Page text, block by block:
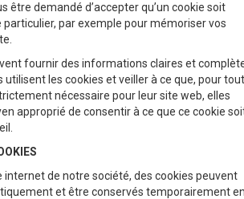
être demandé d’accepter qu’un cookie soit
particulier, par exemple pour mémoriser vos
fournir des informations claires et
utilisent les cookies et veiller à ce que, pour tout
nécessaire pour leur site web, elles
approprié de consentir à ce que ce cookie
internet de notre société, des cookies peuvent
et être conservés temporairement